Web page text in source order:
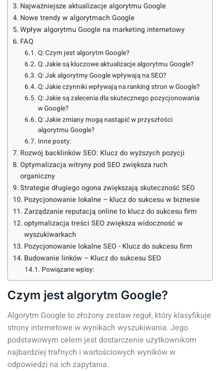
Najważniejsze aktualizacje algorytmu Google
Nowe trendy w algorytmach Google
Wpływ algorytmu Google na marketing internetowy
FAQ
Q: Czym jest algorytm Google?
Q: Jakie są kluczowe aktualizacje algorytmu Google?
Q: Jak algorytmy Google wpływają na SEO?
Q: Jakie czynniki wpływają na ranking stron w Google?
Q: Jakie są zalecenia dla skutecznego pozycjonowania
w Google?
Q: Jakie zmiany mogą nastąpić w przyszłości
algorytmu Google?
Inne posty:
Rozwój backlinków SEO: Klucz do wyższych pozycji
Optymalizacja witryny pod SEO zwiększa ruch
organiczny
Strategie długiego ogona zwiększają skuteczność SEO
Pozycjonowanie lokalne – klucz do sukcesu w biznesie
Zarządzanie reputacją online to klucz do sukcesu firm
optymalizacja treści SEO zwiększa widoczność w
wyszukiwarkach
Pozycjonowanie lokalne SEO - Klucz do sukcesu firm
Budowanie linków – Klucz do sukcesu SEO
Powiązane wpisy:
Czym jest algorytm Google?
Algorytm Google to złożony zestaw reguł, który klasyfikuje
strony internetowe w wynikach wyszukiwania. Jego
podstawowym celem jest dostarczenie użytkownikom
najbardziej trafnych i wartościowych wyników w
odpowiedzi na ich zapytania.